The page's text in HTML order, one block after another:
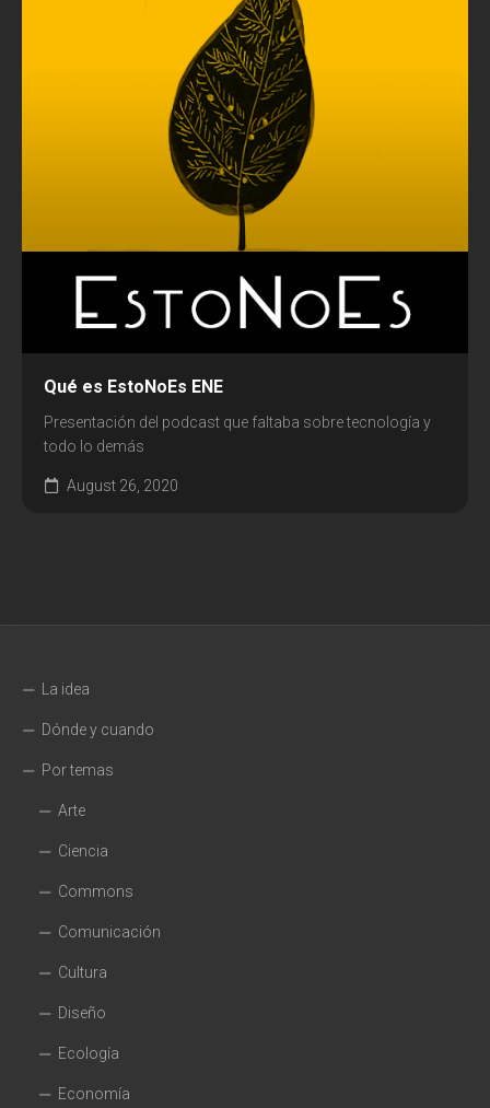
Qué es EstoNoEs ENE
Presentación del podcast que faltaba sobre tecnología y
todo lo demás
August 26, 2020
La idea
Dónde y cuando
Por temas
Arte
Ciencia
Commons
Comunicación
Cultura
Diseño
Ecología
Economía